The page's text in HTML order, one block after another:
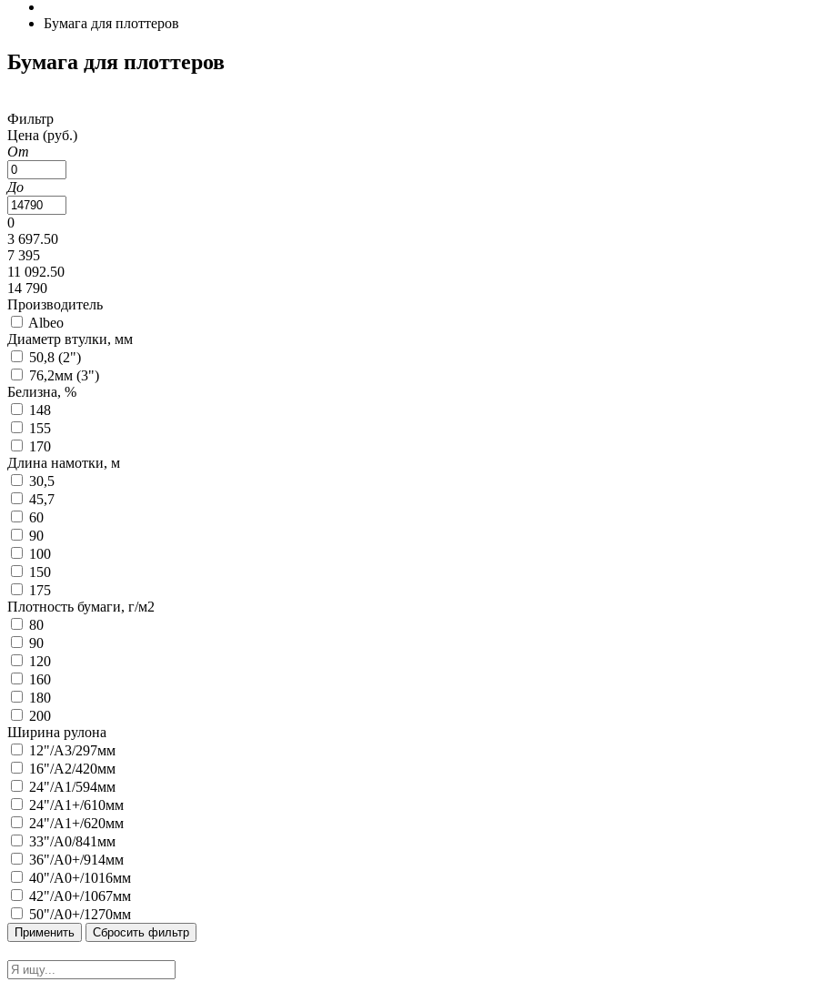
Бумага для плоттеров
Бумага для плоттеров
Фильтр
Цена (руб.)
От
До
0
3 697.50
7 395
11 092.50
14 790
Производитель
Albeo
Диаметр втулки, мм
50,8 (2")
76,2мм (3")
Белизна, %
148
155
170
Длина намотки, м
30,5
45,7
60
90
100
150
175
Плотность бумаги, г/м2
80
90
120
160
180
200
Ширина рулона
12"/А3/297мм
16"/А2/420мм
24"/А1/594мм
24"/А1+/610мм
24"/А1+/620мм
33"/А0/841мм
36"/А0+/914мм
40"/А0+/1016мм
42"/А0+/1067мм
50"/А0+/1270мм